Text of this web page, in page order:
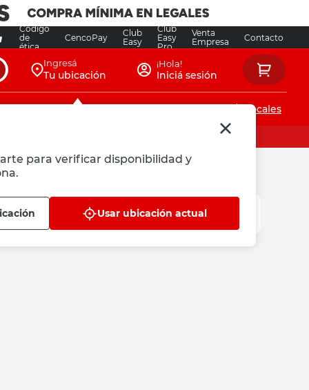
Código
de
ética
CencoPay
Club
Easy
Club
Easy
Pro
Venta
Empresa
Contacto
Ingresá
Tu ubicación
para verificar disponibilidad y
Usar ubicación actual
¡Hola!
Iniciá sesión
Locales